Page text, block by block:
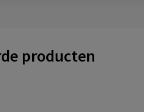
producten